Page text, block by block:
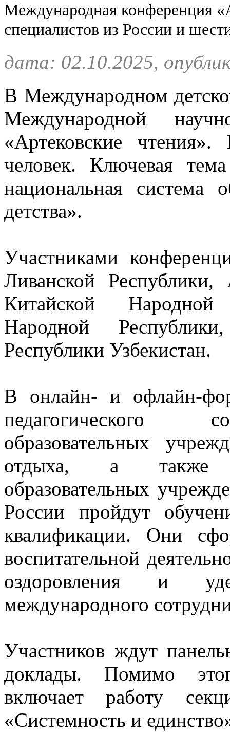
Международная конференция
специалистов из России и
дата: 02.10.2025,
В Международном
Международной
«Артековские
человек. Ключевая
национальная система
детства».
Участниками
Ливанской Республики,
Китайской
Народной
Республики Узбекистан.
В онлайн- и офлайн-
педагогического
образовательных
отдыха, а также
образовательных
России пройдут
квалификации. Они
воспитательной
оздоровления и
международного
Участников ждут
доклады. Помимо
включает работу
«Системность и